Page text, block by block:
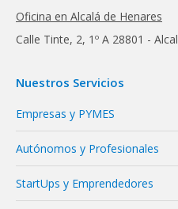
Oficina en Alcalá de Henares
Calle Tinte, 2, 1º A 28801 -
Nuestros Servicios
Empresas y PYMES
Autónomos y Profesionales
StartUps y Emprendedores